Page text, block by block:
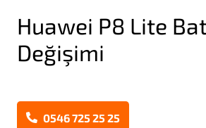
Huawei P8 Lite
Değişimi
0546 725 25 25